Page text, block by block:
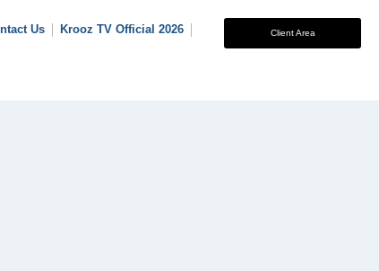
Us Krooz TV Official 2026 Client Area